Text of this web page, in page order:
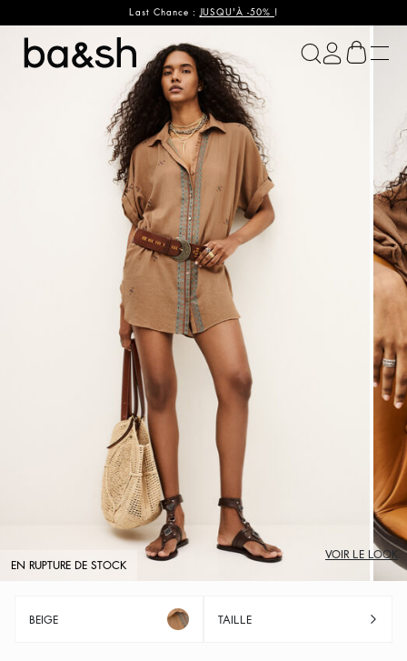
Last Chance :JUSQU'À -50% !
ba&sh
EN RUPTURE DE STOCK
VOIR LE LOOK
BEIGE TAILLE